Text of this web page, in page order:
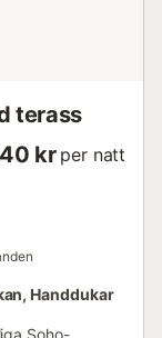
terass
kr per natt
Handdukar